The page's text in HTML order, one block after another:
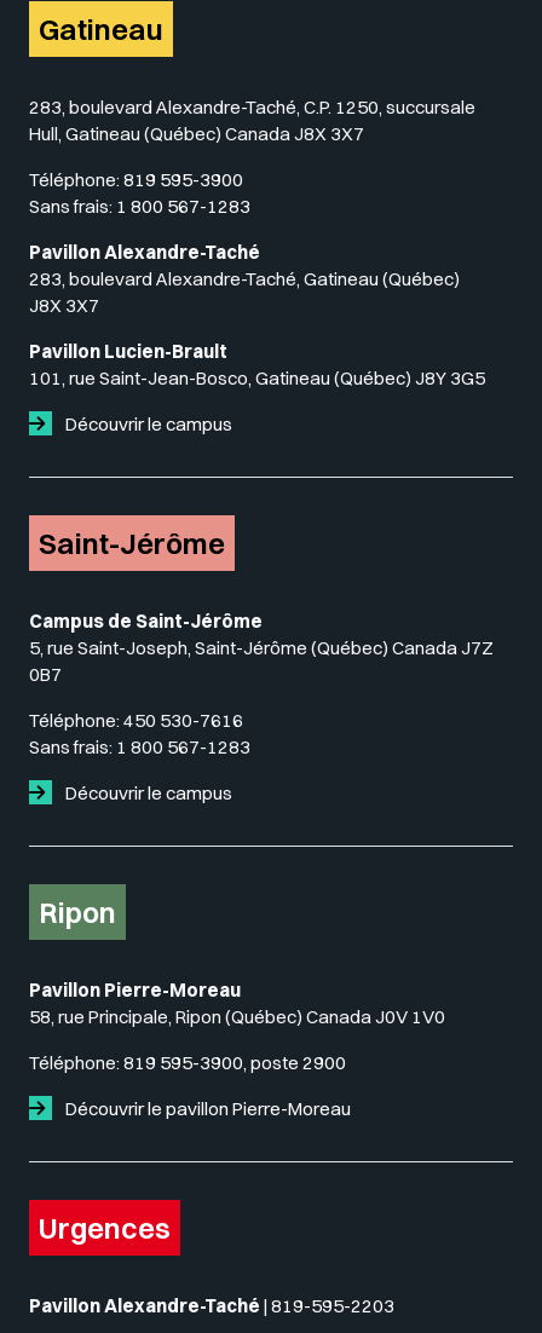
Gatineau
283, boulevard Alexandre-Taché, C.P. 1250, succursale
Hull, Gatineau (Québec) Canada J8X 3X7
Téléphone: 819 595-3900
Sans frais: 1 800 567-1283
Pavillon Alexandre-Taché
283, boulevard Alexandre-Taché, Gatineau (Québec)
J8X 3X7
Pavillon Lucien-Brault
101, rue Saint-Jean-Bosco, Gatineau (Québec) J8Y 3G5
Découvrir le campus
Saint-Jérôme
Campus de Saint-Jérôme
5, rue Saint-Joseph, Saint-Jérôme (Québec) Canada J7Z
0B7
Téléphone: 450 530-7616
Sans frais: 1 800 567-1283
Découvrir le campus
Ripon
Pavillon Pierre-Moreau
58, rue Principale, Ripon (Québec) Canada J0V 1V0
Téléphone: 819 595-3900, poste 2900
Découvrir le pavillon Pierre-Moreau
Urgences
Pavillon Alexandre-Taché | 819-595-2203